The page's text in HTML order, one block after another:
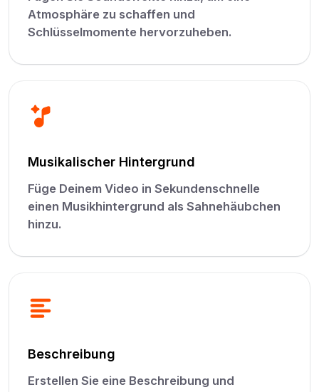
Atmosphäre zu schaffen und
Schlüsselmomente hervorzuheben.
Musikalischer Hintergrund
Füge Deinem Video in Sekundenschnelle
einen Musikhintergrund als Sahnehäubchen
hinzu.
Beschreibung
Erstellen Sie eine Beschreibung und